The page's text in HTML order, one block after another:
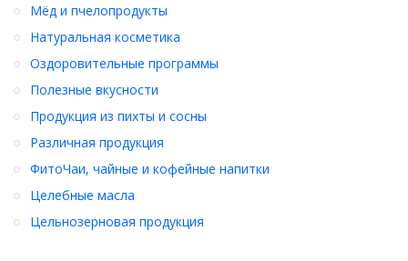
Мёд и пчелопродукты
Натуральная косметика
Оздоровительные программы
Полезные вкусности
Продукция из пихты и сосны
Различная продукция
ФитоЧаи, чайные и кофейные напитки
Целебные масла
Цельнозерновая продукция